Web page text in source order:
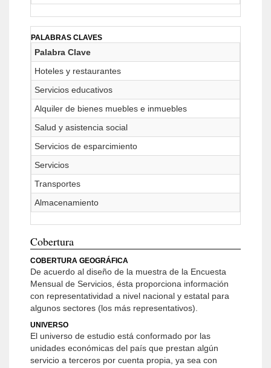
PALABRAS CLAVES
Palabra Clave
Hoteles y restaurantes
Servicios educativos
Alquiler de bienes muebles e inmuebles
Salud y asistencia social
Servicios de esparcimiento
Servicios
Transportes
Almacenamiento
Cobertura
COBERTURA GEOGRÁFICA
De acuerdo al diseño de la muestra de la Encuesta
Mensual de Servicios, ésta proporciona información
con representatividad a nivel nacional y estatal para
algunos sectores (los más representativos).
UNIVERSO
El universo de estudio está conformado por las
unidades económicas del país que prestan algún
servicio a terceros por cuenta propia, ya sea con